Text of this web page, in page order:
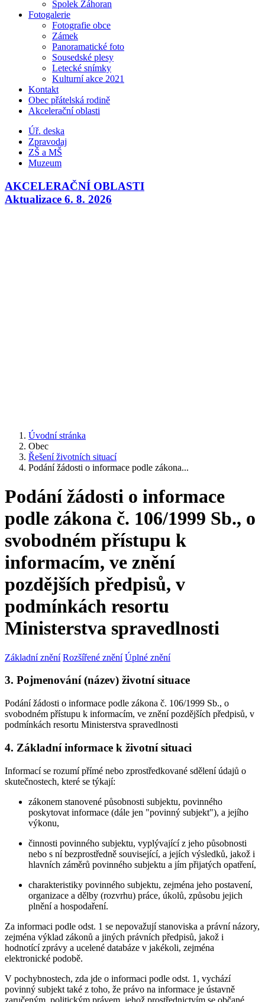
Spolek Záhoran
Fotogalerie
Fotografie obce
Zámek
Panoramatické foto
Sousedské plesy
Letecké snímky
Kulturní akce 2021
Kontakt
Obec přátelská rodině
Akcelerační oblasti
Úř. deska
Zpravodaj
ZŠ a MŠ
Muzeum
AKCELERAČNÍ OBLASTI
Aktualizace 6. 8. 2026
Úvodní stránka
Obec
Řešení životních situací
Podání žádosti o informace podle zákona...
Podání žádosti o informace
podle zákona č. 106/1999 Sb., o
svobodném přístupu k
informacím, ve znění
pozdějších předpisů, v
podmínkách resortu
Ministerstva spravedlnosti
Základní znění Rozšířené znění Úplné znění
3. Pojmenování (název) životní situace
Podání žádosti o informace podle zákona č. 106/1999 Sb., o
svobodném přístupu k informacím, ve znění pozdějších předpisů, v
podmínkách resortu Ministerstva spravedlnosti
4. Základní informace k životní situaci
Informací se rozumí přímé nebo zprostředkované sdělení údajů o
skutečnostech, které se týkají:
zákonem stanovené působnosti subjektu, povinného
poskytovat informace (dále jen "povinný subjekt"), a jejího
výkonu,
činnosti povinného subjektu, vyplývající z jeho působnosti
nebo s ní bezprostředně související, a jejích výsledků, jakož i
hlavních záměrů povinného subjektu a jím přijatých opatření,
charakteristiky povinného subjektu, zejména jeho postavení,
organizace a dělby (rozvrhu) práce, úkolů, způsobu jejich
plnění a hospodaření.
Za informaci podle odst. 1 se nepovažují stanoviska a právní názory,
zejména výklad zákonů a jiných právních předpisů, jakož i
hodnotící zprávy a ucelené databáze v jakékoli, zejména
elektronické podobě.
V pochybnostech, zda jde o informaci podle odst. 1, vychází
povinný subjekt také z toho, že právo na informace je ústavně
zaručeným, politickým právem, jehož prostřednictvím se občané